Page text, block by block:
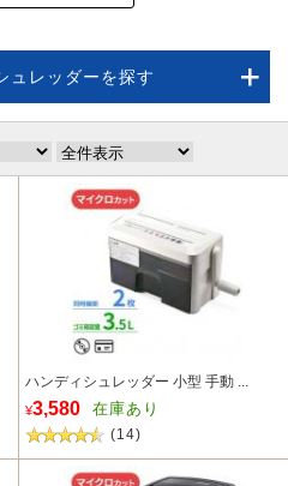
ュレッダーを探す
ハンディシュレッダー 小型 手動 ...
¥3,580 在庫あり
(14)